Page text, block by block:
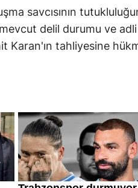
savcısının
delil durumu ve
Karan'ın tahliyesine